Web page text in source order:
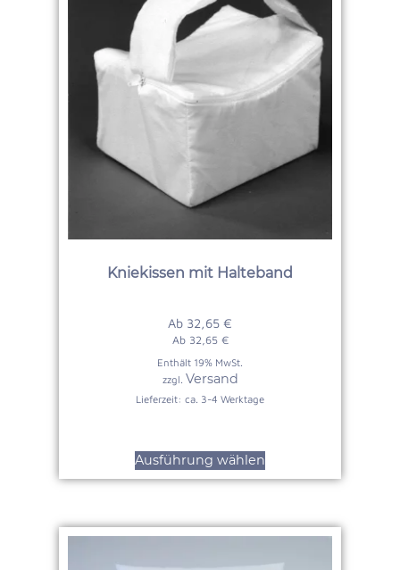
Kniekissen mit Halteband
Ab 32,65 €
Ab 32,65 €
Enthält 19% MwSt.
zzgl. Versand
Lieferzeit: ca. 3-4 Werktage
Ausführung wählen